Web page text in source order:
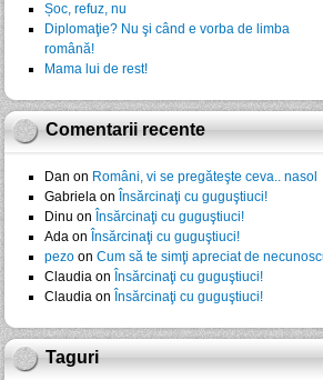
Șoc, refuz, nu
Diplomaţie? Nu şi când e vorba de limba
română!
Mama lui de rest!
Comentarii recente
Dan on Români, vi se pregăteşte ceva.. nasol
Gabrielaon Însărcinaţi cu guguştiuci!
Dinu on Însărcinaţi cu guguştiuci!
Adaon Însărcinaţi cu guguştiuci!
pezoon Cum să te simţi apreciat de
Claudiaon Însărcinaţi cu guguştiuci!
Claudiaon Însărcinaţi cu guguştiuci!
Taguri